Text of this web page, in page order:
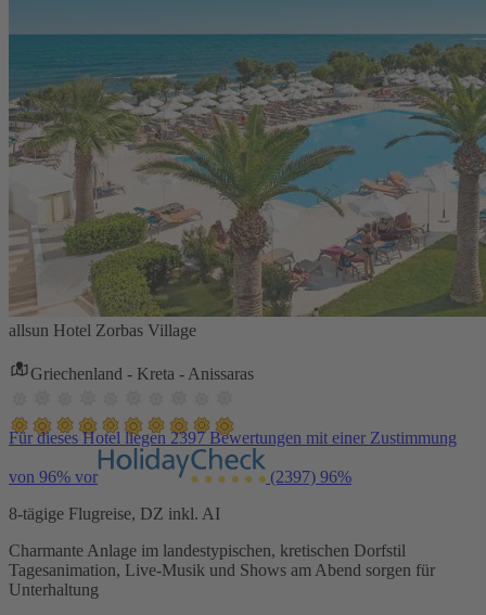
allsun Hotel Zorbas Village
Griechenland - Kreta - Anissaras
Für dieses Hotel liegen 2397 Bewertungen mit einer Zustimmung
von 96% vor (2397) 96%
8-tägige Flugreise, DZ inkl. AI
Charmante Anlage im landestypischen, kretischen Dorfstil
Tagesanimation, Live-Musik und Shows am Abend sorgen für
Unterhaltung